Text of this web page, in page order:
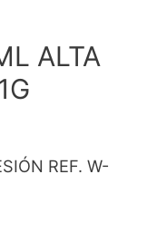
ALTA
REF. W-